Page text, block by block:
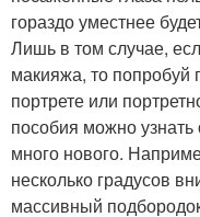
гораздо уместнее
Лишь в том случае,
макияжа, то попробуй
портрете или
пособия можно
много нового.
несколько градусов
массивный